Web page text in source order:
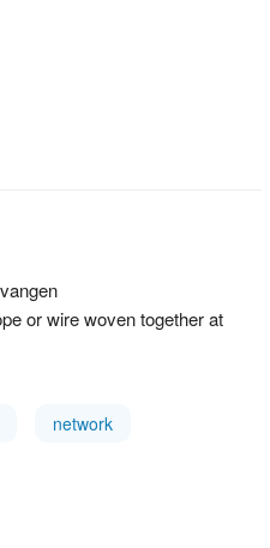
or wire woven together at
network